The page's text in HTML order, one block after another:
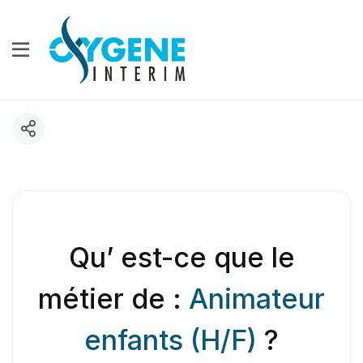
Qu’ est-ce que le
métier de : Animateur
enfants (H/F) ?